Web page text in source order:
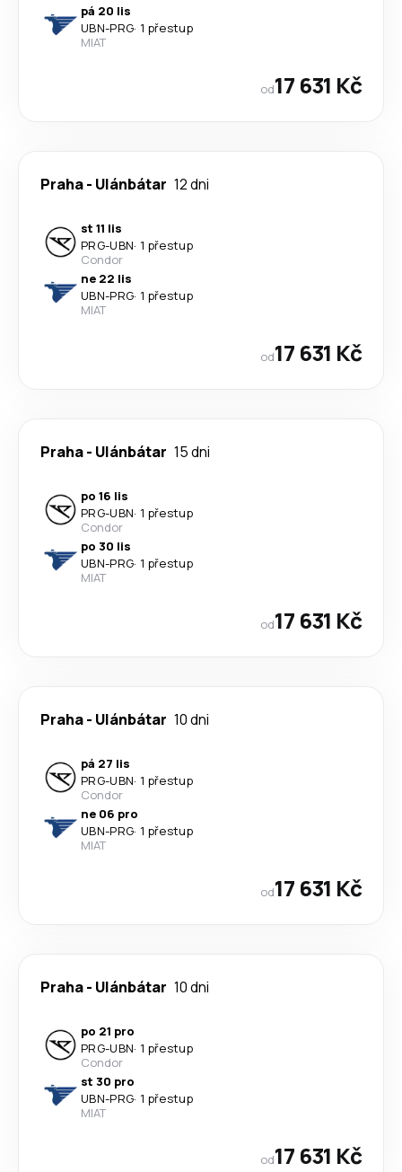
pá 20 lis
UBN-PRG· 1 přestup
MIAT
od17 631 Kč
Praha- Ulánbátar 12 dni
st 11 lis
PRG-UBN· 1 přestup
Condor
ne 22 lis
UBN-PRG· 1 přestup
MIAT
od17 631 Kč
Praha- Ulánbátar 15 dni
po 16 lis
PRG-UBN· 1 přestup
Condor
po 30 lis
UBN-PRG· 1 přestup
MIAT
od17 631 Kč
Praha- Ulánbátar 10 dni
pá 27 lis
PRG-UBN· 1 přestup
Condor
ne 06 pro
UBN-PRG· 1 přestup
MIAT
od17 631 Kč
Praha- Ulánbátar 10 dni
po 21 pro
PRG-UBN· 1 přestup
Condor
st 30 pro
UBN-PRG· 1 přestup
MIAT
od17 631 Kč